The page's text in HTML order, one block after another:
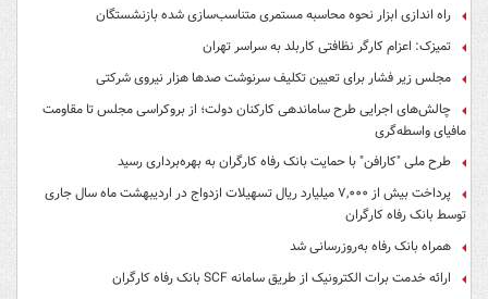
راه اندازی ابزار نحوه محاسبه مستمری متناسب‌سازی شده بازنشستگان
تمیزک: اعزام کارگر نظافتی کاربلد به سراسر تهران
مجلس زیر فشار برای تعیین تکلیف سرنوشت صدها هزار نیروی شرکتی
چالش‌های اجرایی طرح ساماندهی کارکنان دولت؛ از بروکراسی مجلس تا مقاومت
مافیای واسطه‌گری
طرح ملی "کارافن" با حمایت بانک رفاه کارگران به بهره‌برداری رسید
پرداخت بیش از ۷,۰۰۰ میلیارد ریال تسهیلات ازدواج در اردیبهشت ماه سال جاری
توسط بانک رفاه کارگران
همراه بانک رفاه به‌روزرسانی شد
ارائه خدمت برات الکترونیک از طریق سامانه SCF بانک رفاه کارگران